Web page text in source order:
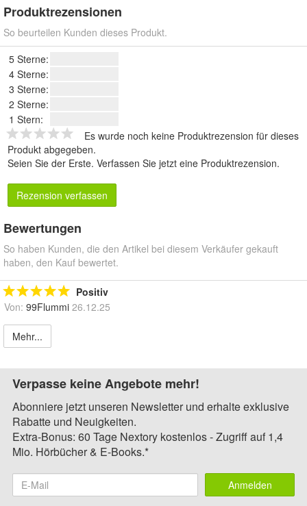
Produktrezensionen
So beurteilen Kunden dieses Produkt.
5 Sterne:
4 Sterne:
3 Sterne:
2 Sterne:
1 Stern:
Es wurde noch keine Produktrezension für dieses
Produkt abgegeben.
Seien Sie der Erste. Verfassen Sie jetzt eine Produktrezension.
Rezension verfassen
Bewertungen
So haben Kunden, die den Artikel bei diesem Verkäufer gekauft
haben, den Kauf bewertet.
Positiv
Von: 99Flummi 26.12.25
Mehr...
Verpasse keine Angebote mehr!
Abonniere jetzt unseren Newsletter und erhalte exklusive
Rabatte und Neuigkeiten.
Extra-Bonus: 60 Tage Nextory kostenlos - Zugriff auf 1,4
Mio. Hörbücher & E-Books.*
Anmelden